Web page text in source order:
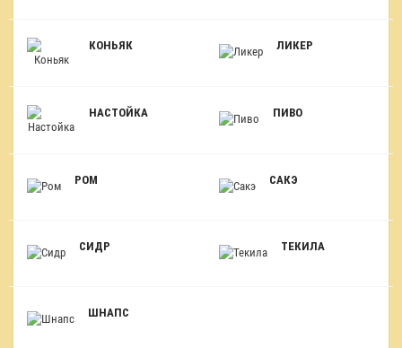
КОНЬЯК ЛИКЕР
НАСТОЙКА ПИВО
РОМ САКЭ
СИДР ТЕКИЛА
ШНАПС